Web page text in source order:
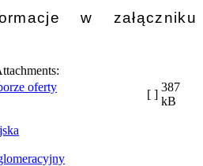
w załączniku
oferty
[ ]
387
kB